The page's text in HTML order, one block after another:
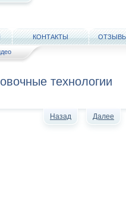
КОНТАКТЫ
технологии
Назад Далее